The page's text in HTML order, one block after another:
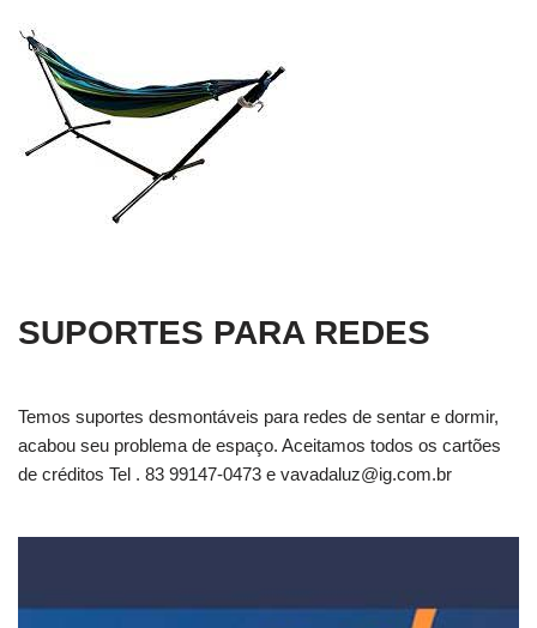
SUPORTES PARA REDES
Temos suportes desmontáveis para redes de sentar e dormir,
acabou seu problema de espaço. Aceitamos todos os cartões
de créditos Tel . 83 99147-0473 e vavadaluz@ig.com.br